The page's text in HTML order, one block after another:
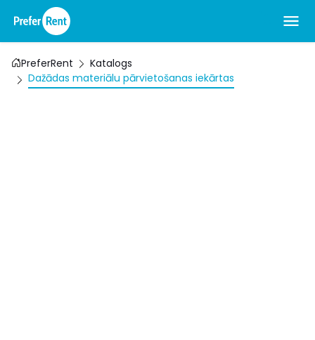
PreferRent
Katalogs
Dažādas materiālu pārvietošanas iekārtas